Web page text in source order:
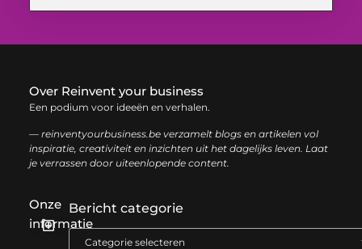
Over Reinvent your business
Een podium voor ideeën en verhalen.
— reinventyourbusiness.be verzamelt blogs en artikelen vol
inspiratie, creativiteit en inzichten uit het dagelijks leven. Laat
je verrassen door uiteenlopende content.
Onze
informatie
Bericht categorie